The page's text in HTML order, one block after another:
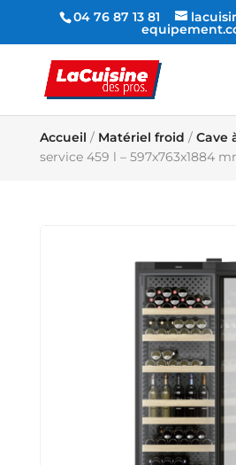
04 76 87 13 81
Accueil / Matériel froid / Cave
service 459 l – 597x763x1884